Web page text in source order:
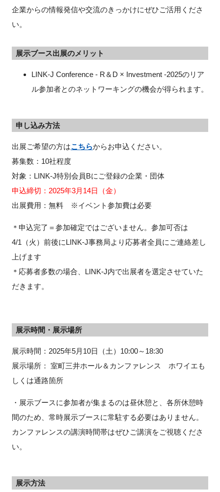
LINK-Jを知る
施設・アクセス
イベントお知らせメール登録
企業からの情報発信や交流のきっかけにぜひご活用くださ
い。
展示ブース出展のメリット
LINK-J Conference - R＆D × Investment -2025のリア
ル参加者とのネットワーキングの機会が得られます。
申し込み方法
出展ご希望の方はこちらからお申込ください。
募集数：10社程度
対象：LINK-J特別会員Bにご登録の企業・団体
申込締切：2025年3月14日（金）
出展費用：無料 ※イベント参加費は必要
＊ 申込完了＝参加確定ではございません。参加可否は
4/1（火）前後にLINK-J事務局より応募者全員にご連絡差し
上げます
＊ 応募者多数の場合、LINK-J内で出展者を選定させていた
だきます。
展示時間・展示場所
展示時間： 2025年5月10日（土）10:00～18:30
展示場所： 室町三井ホール＆カンファレンス ホワイエも
しくは通路箇所
・展示ブースに参加者が集まるのは昼休憩と、各所休憩時
間のため、常時展示ブースに常駐する必要はありません。
カンファレンスの講演時間帯はぜひご講演をご視聴くださ
い。
展示方法